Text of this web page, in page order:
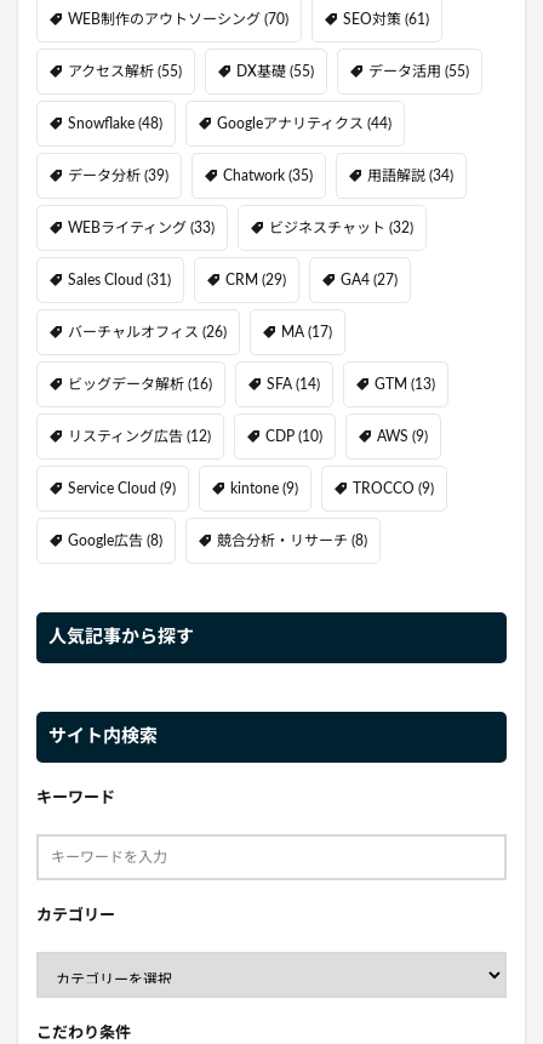
WEB制作のアウトソーシング (70) SEO対策 (61)
アクセス解析 (55) DX基礎 (55) データ活用 (55)
Snowflake (48) Googleアナリティクス (44)
データ分析 (39) Chatwork (35) 用語解説 (34)
WEBライティング (33) ビジネスチャット (32)
Sales Cloud (31) CRM (29) GA4 (27)
バーチャルオフィス (26) MA (17)
ビッグデータ解析 (16) SFA (14) GTM (13)
リスティング広告 (12) CDP (10) AWS (9)
Service Cloud (9) kintone (9) TROCCO (9)
Google広告 (8) 競合分析・リサーチ (8)
人気記事から探す
サイト内検索
キーワード
カテゴリー
こだわり条件